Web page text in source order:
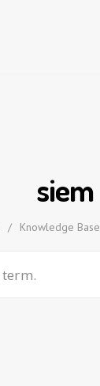
siem
/ Knowledge Base